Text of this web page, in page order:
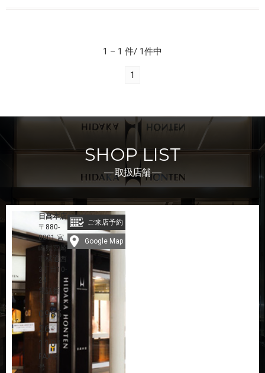
1 – 1 件/ 1件中
1
SHOP LIST
― 取扱店舗 ―
日髙本店
〒880-
0001 宮
崎県宮崎
市橘通西
3丁目10-
24
電話番
号：
0985-
26-
1101
FAX番
号：
ご来店予約
Google Map